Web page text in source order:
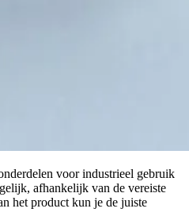
voor industrieel gebruik
afhankelijk van de vereiste
het product kun je de juiste